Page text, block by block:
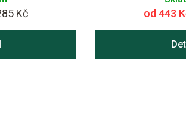
Kč od 443